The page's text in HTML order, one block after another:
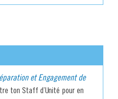
et Engagement de
ton Staff d’Unité pour en